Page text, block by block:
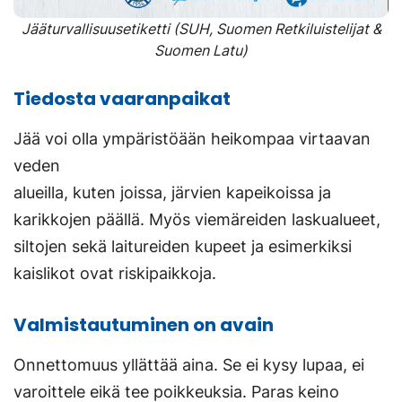
Jääturvallisuusetiketti (SUH, Suomen Retkiluistelijat &
Suomen Latu)
Tiedosta vaaranpaikat
Jää voi olla ympäristöään heikompaa virtaavan
veden
alueilla, kuten joissa, järvien kapeikoissa ja
karikkojen päällä. Myös viemäreiden laskualueet,
siltojen sekä laitureiden kupeet ja esimerkiksi
kaislikot ovat riskipaikkoja.
Valmistautuminen on avain
Onnettomuus yllättää aina. Se ei kysy lupaa, ei
varoittele eikä tee poikkeuksia. Paras keino